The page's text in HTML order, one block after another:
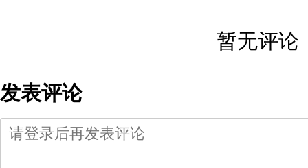
暂无评论
发表评论